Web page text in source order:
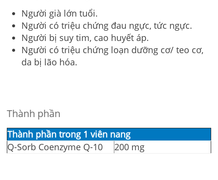
Người già lớn tuổi.
Người có triệu chứng đau ngực, tức ngực.
Người bị suy tim, cao huyết áp.
Người có triệu chứng loạn dưỡng cơ/ teo cơ,
da bị lão hóa.
Thành phần
Thành phần trong 1 viên nang
Q-Sorb Coenzyme Q-10
200 mg